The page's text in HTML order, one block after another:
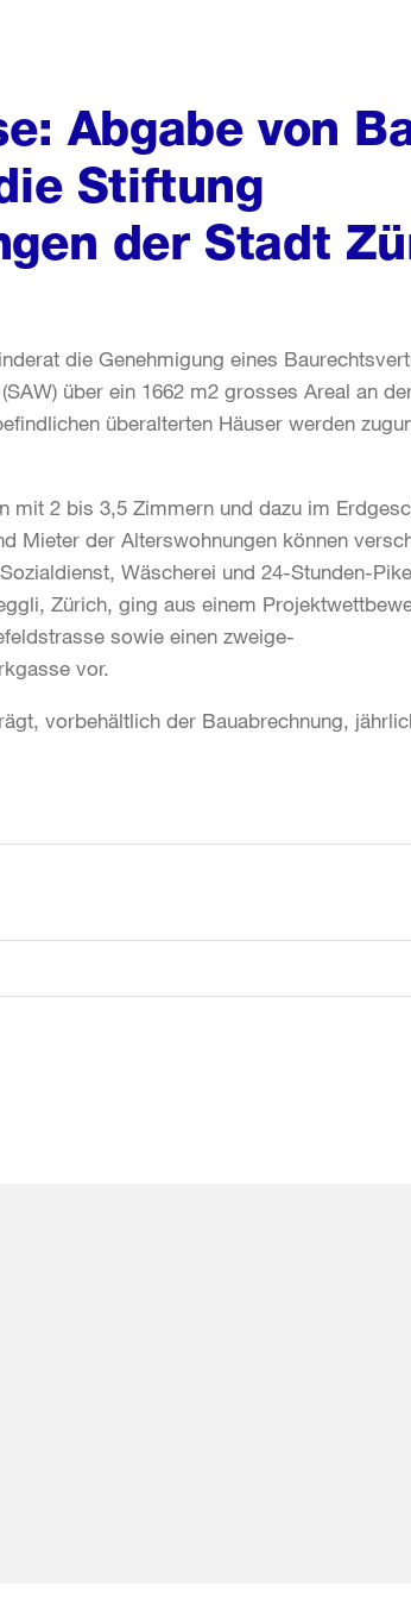
Abgabe von
Stiftung
der Stadt
die Genehmigung eines
über ein 1662 m2 grosses Areal an
überalterten Häuser werden
mit 2 bis 3,5 Zimmern und dazu im
Mieter der Alterswohnungen können
Wäscherei und 24-Stunden-
Zürich, ging aus einem
sowie einen zweige-
vor.
vorbehältlich der Bauabrechnung,